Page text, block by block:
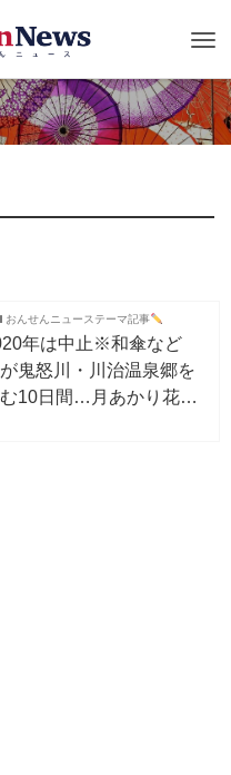
おんせんニューステーマ記事
年は中止※和傘など
鬼怒川・川治温泉郷を
10日間…月あかり花回